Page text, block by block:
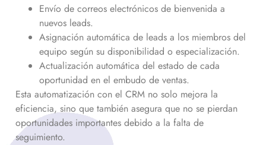
Envío de correos electrónicos de bienvenida a
nuevos leads.
Asignación automática de leads a los miembros del
equipo según su disponibilidad o especialización.
Actualización automática del estado de cada
oportunidad en el embudo de ventas.
Esta automatización con el CRM no solo mejora la
eficiencia, sino que también asegura que no se pierdan
oportunidades importantes debido a la falta de
seguimiento.